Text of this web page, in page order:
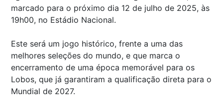
marcado para o próximo dia 12 de julho de 2025, às
19h00, no Estádio Nacional.
Este será um jogo histórico, frente a uma das
melhores seleções do mundo, e que marca o
encerramento de uma época memorável para os
Lobos, que já garantiram a qualificação direta para o
Mundial de 2027.